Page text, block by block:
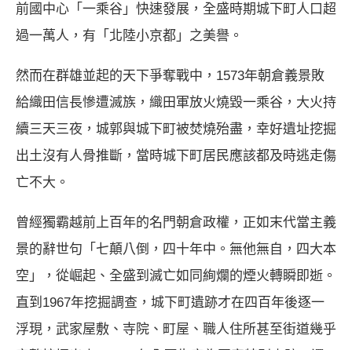
前國中心「一乘谷」快速發展，全盛時期城下町人口超
過一萬人，有「北陸小京都」之美譽。
然而在群雄並起的天下爭奪戰中，1573年朝倉義景敗
給織田信長慘遭滅族，織田軍放火燒毀一乘谷，大火持
續三天三夜，城郭與城下町被焚燒殆盡，幸好遺址挖掘
出土沒有人骨推斷，當時城下町居民應該都及時逃走傷
亡不大。
曾經獨霸越前上百年的名門朝倉政權，正如末代當主義
景的辭世句「七顛八倒，四十年中。無他無自，四大本
空」，從崛起、全盛到滅亡如同絢爛的煙火轉瞬即逝。
直到1967年挖掘調查，城下町遺跡才在四百年後逐一
浮現，武家屋敷、寺院、町屋、職人住所甚至街道幾乎